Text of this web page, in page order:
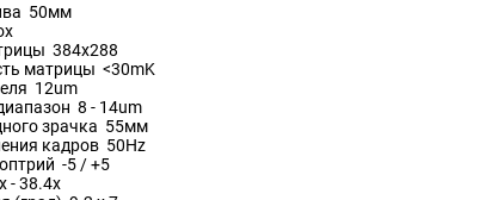
50мм
384x288
матрицы <30mK
12um
8 - 14um
зрачка 55мм
кадров 50Hz
-5 / +5
- 38.4x